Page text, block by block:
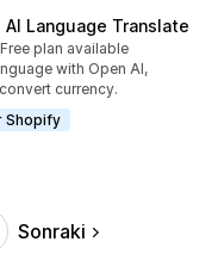
AI Language Translate
Free plan available
with Open AI,
currency.
Shopify
Sonraki